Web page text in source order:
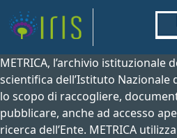
METRICA, l’archivio istituzionale
scientifica dell’Istituto Nazionale
lo scopo di raccogliere,
pubblicare, anche ad accesso
ricerca dell’Ente. METRICA